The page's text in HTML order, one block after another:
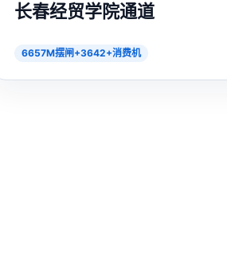
长春经贸学院通道
6657M摆闸+3642+消费机